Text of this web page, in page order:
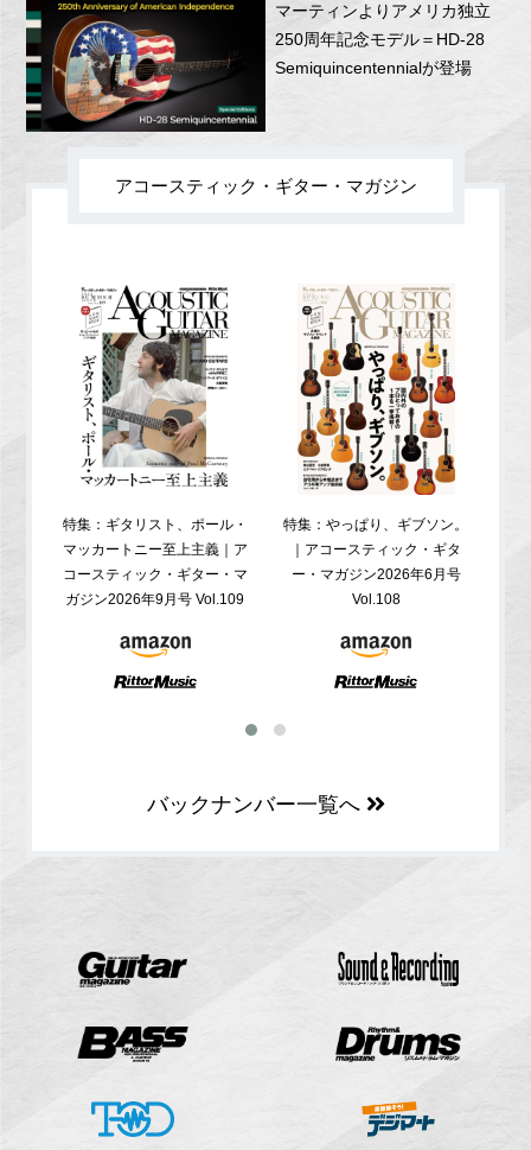
マーティンよりアメリカ独立
250周年記念モデル＝HD-28
Semiquincentennialが登場
アコースティック・ギター・マガジン
特集：ギタリスト、ポール・
マッカートニー至上主義｜ア
コースティック・ギター・マ
ガジン2026年9月号 Vol.109
特集：やっぱり、ギブソン。
｜アコースティック・ギタ
ー・マガジン2026年6月号
Vol.108
バックナンバー一覧へ